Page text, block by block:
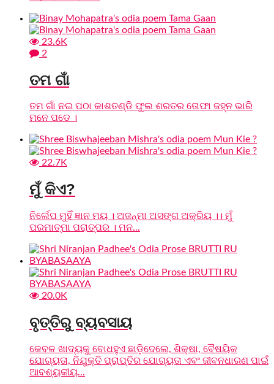
23.6K
2
ତମ ଗାଁ
ତମ ଗାଁ ନଇ ପଠା କାଶତଣ୍ଡି ଫୁଲ ଶରତର ତୋଫା ଜହ୍ନ ଭାରି
ମନେ ପଡେ ।
22.7K
ମୁଁ କିଏ?
ନିର୍ଲେପ ମୁହିଁ ଜ୍ଞାନ ମୟ । ଅଜନ୍ମା ଅସଙ୍ଗ ଅକ୍ରିୟ ।। ମୁଁ
ପରମାତ୍ମା ପରାତ୍ପର । ମନ...
20.0K
ବୃତ୍ତିରୁ ବ୍ୟବସାୟ
କେବଳ ଖାଦ୍ୟକୁ ବୋଧହୁଏ ଛାଡ଼ିଦେଲେ, ଶିକ୍ଷା, ବୈଷୟିକ
ଯୋଗ୍ୟତା, ନିଯୁକ୍ତି ପ୍ରାପ୍ତିର ଯୋଗ୍ୟତା ଏବଂ ଜୀବନଧାରଣ ପାଇଁ
ଆବଶ୍ୟକୀୟ...